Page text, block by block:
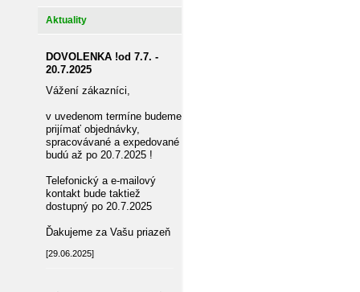
Aktuality
DOVOLENKA !od 7.7. -
20.7.2025
Vážení zákazníci,
v uvedenom termíne budeme
prijímať objednávky,
spracovávané a expedované
budú až po 20.7.2025 !
Telefonický a e-mailový
kontakt bude taktiež
dostupný po 20.7.2025
Ďakujeme za Vašu priazeň
[29.06.2025]